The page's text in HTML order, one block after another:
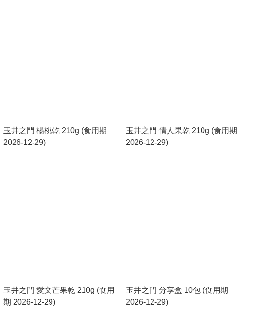
玉井之門 楊桃乾 210g (食用期
2026-12-29)
玉井之門 情人果乾 210g (食用期
2026-12-29)
玉井之門 愛文芒果乾 210g (食用
期 2026-12-29)
玉井之門 分享盒 10包 (食用期
2026-12-29)